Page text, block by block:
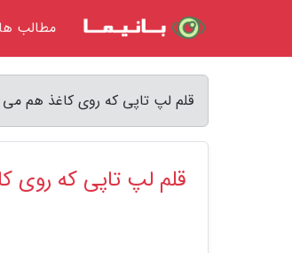
قلم لپ تاپی که روی کاغذ هم می
قلم لپ تاپی که روی
مطالب ها